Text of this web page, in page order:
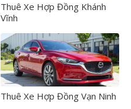
Thuê Xe Hợp Đồng Khánh
Vĩnh
Thuê Xe Hợp Đồng Vạn Ninh